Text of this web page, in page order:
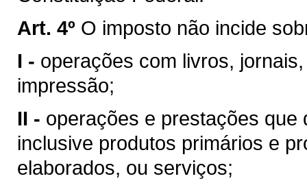
Art. 4º O imposto não incide
I - operações com livros,
impressão;
II - operações e prestações
inclusive produtos primários e
elaborados, ou serviços;